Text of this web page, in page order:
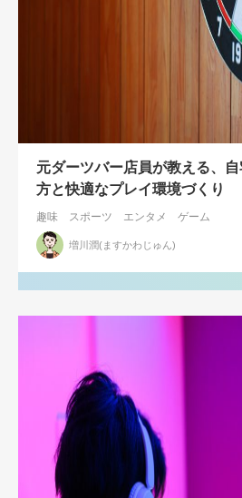
元ダーツバー店員が教える、
方と快適なプレイ環境づくり
趣味 スポーツ エンタメ ゲーム
増川潤(ますかわじゅん)